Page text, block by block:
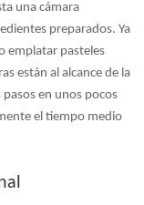
una cámara
preparados. Ya
emplatar pasteles
están al alcance de la
en unos pocos
el tiempo medio